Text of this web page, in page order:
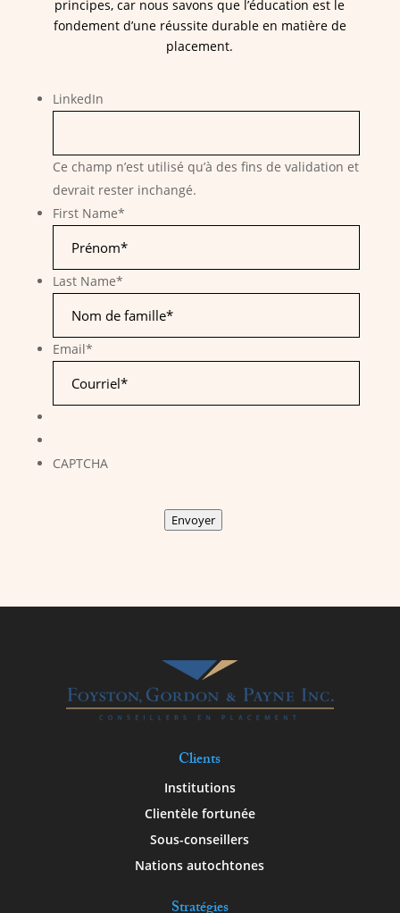
principes, car nous savons que l’éducation est le
fondement d’une réussite durable en matière de
placement.
LinkedIn
Ce champ n’est utilisé qu’à des fins de validation et
devrait rester inchangé.
First Name*
Last Name*
Email*
CAPTCHA
Envoyer
Clients
Institutions
Clientèle fortunée
Sous-conseillers
Nations autochtones